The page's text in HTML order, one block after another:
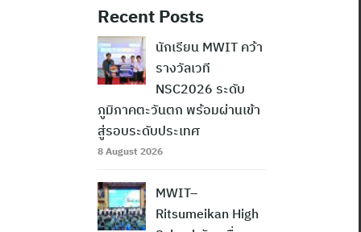
Recent Posts
นักเรียน MWIT คว้า
รางวัลเวที
NSC2026 ระดับ
ภูมิภาคตะวันตก พร้อมผ่านเข้า
สู่รอบระดับประเทศ
8 August 2026
MWIT–
Ritsumeikan High